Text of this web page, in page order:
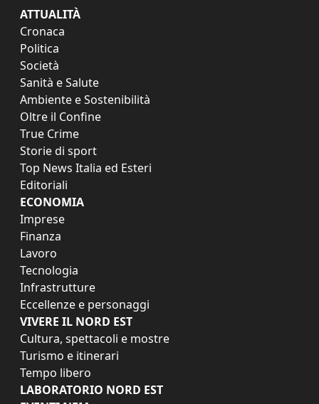
ATTUALITÀ
Cronaca
Politica
Società
Sanità e Salute
Ambiente e Sostenibilità
Oltre il Confine
True Crime
Storie di sport
Top News Italia ed Esteri
Editoriali
ECONOMIA
Imprese
Finanza
Lavoro
Tecnologia
Infrastrutture
Eccellenze e personaggi
VIVERE IL NORD EST
Cultura, spettacoli e mostre
Turismo e itinerari
Tempo libero
LABORATORIO NORD EST